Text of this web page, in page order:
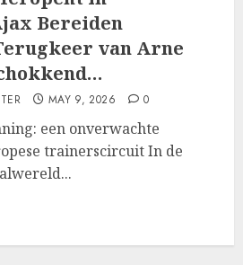
Bereiden
van Arne
MAY 9, 2026 0
een onverwachte
trainerscircuit In de